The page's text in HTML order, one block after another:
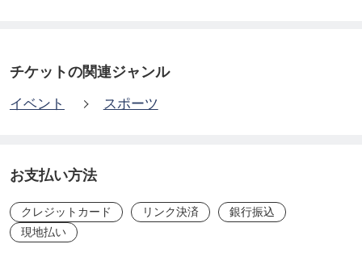
GPXデータ🔻
rvcWA7k3XtWeVuaKQyYu0?usp=drive_link
⚠️チケット購入とフォーム入力が完了した方が正式
☆☆☆シリーズ戦の参加回数×200円をレース後ポイ
チケットの関連ジャンル
イベント スポーツ
お支払い方法
クレジットカード リンク決済
銀行振込
現地払い